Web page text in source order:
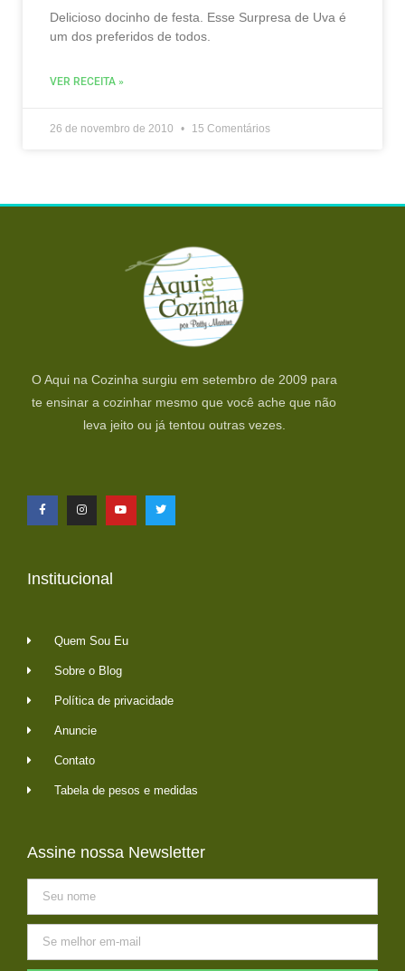
Delicioso docinho de festa. Esse Surpresa de Uva é
um dos preferidos de todos.
VER RECEITA »
26 de novembro de 2010 15 Comentários
O Aqui na Cozinha surgiu em setembro de 2009 para
te ensinar a cozinhar mesmo que você ache que não
leva jeito ou já tentou outras vezes.
Institucional
Quem Sou Eu
Sobre o Blog
Política de privacidade
Anuncie
Contato
Tabela de pesos e medidas
Assine nossa Newsletter